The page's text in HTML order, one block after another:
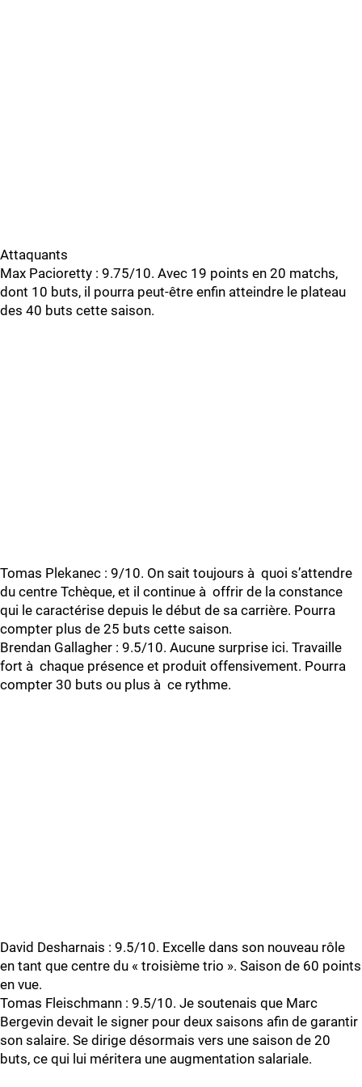
Attaquants
Max Pacioretty : 9.75/10. Avec 19 points en 20 matchs,
dont 10 buts, il pourra peut-être enfin atteindre le plateau
des 40 buts cette saison.
Tomas Plekanec : 9/10. On sait toujours à quoi s’attendre
du centre Tchèque, et il continue à offrir de la constance
qui le caractérise depuis le début de sa carrière. Pourra
compter plus de 25 buts cette saison.
Brendan Gallagher : 9.5/10. Aucune surprise ici. Travaille
fort à chaque présence et produit offensivement. Pourra
compter 30 buts ou plus à ce rythme.
David Desharnais : 9.5/10. Excelle dans son nouveau rôle
en tant que centre du « troisième trio ». Saison de 60 points
en vue.
Tomas Fleischmann : 9.5/10. Je soutenais que Marc
Bergevin devait le signer pour deux saisons afin de garantir
son salaire. Se dirige désormais vers une saison de 20
buts, ce qui lui méritera une augmentation salariale.